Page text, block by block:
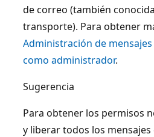
de correo (también
transporte). Para obtener
Administración de
como administrador.
Sugerencia
Para obtener los permisos
y liberar todos los